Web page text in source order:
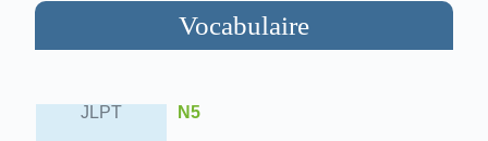
Vocabulaire
JLPT N5